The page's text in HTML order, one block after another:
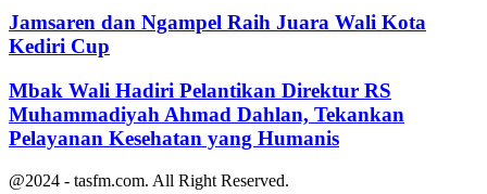
Jamsaren dan Ngampel Raih Juara Wali Kota
Kediri Cup
Mbak Wali Hadiri Pelantikan Direktur RS
Muhammadiyah Ahmad Dahlan, Tekankan
Pelayanan Kesehatan yang Humanis
@2024 - tasfm.com. All Right Reserved.